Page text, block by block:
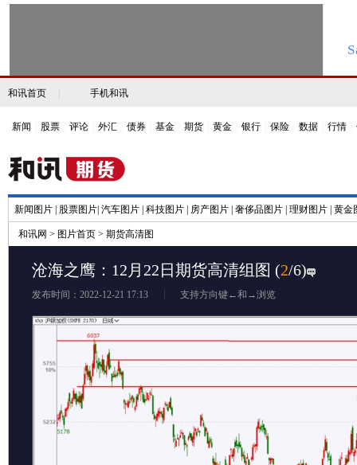
和讯首页 手机和讯
新闻 股票 评论 外汇 债券 基金 期货 黄金 银行 保险 数据 行情
新闻图片 股票图片 汽车图片 科技图片 房产图片 奢侈品图片 理财图片 黄金
和讯网 > 图片首页 > 期货高清图
沧海之鹰：12月22日期货高清组图 (2/6)
发布时间：2022-12-21 17:13 支持方向键←和→浏览